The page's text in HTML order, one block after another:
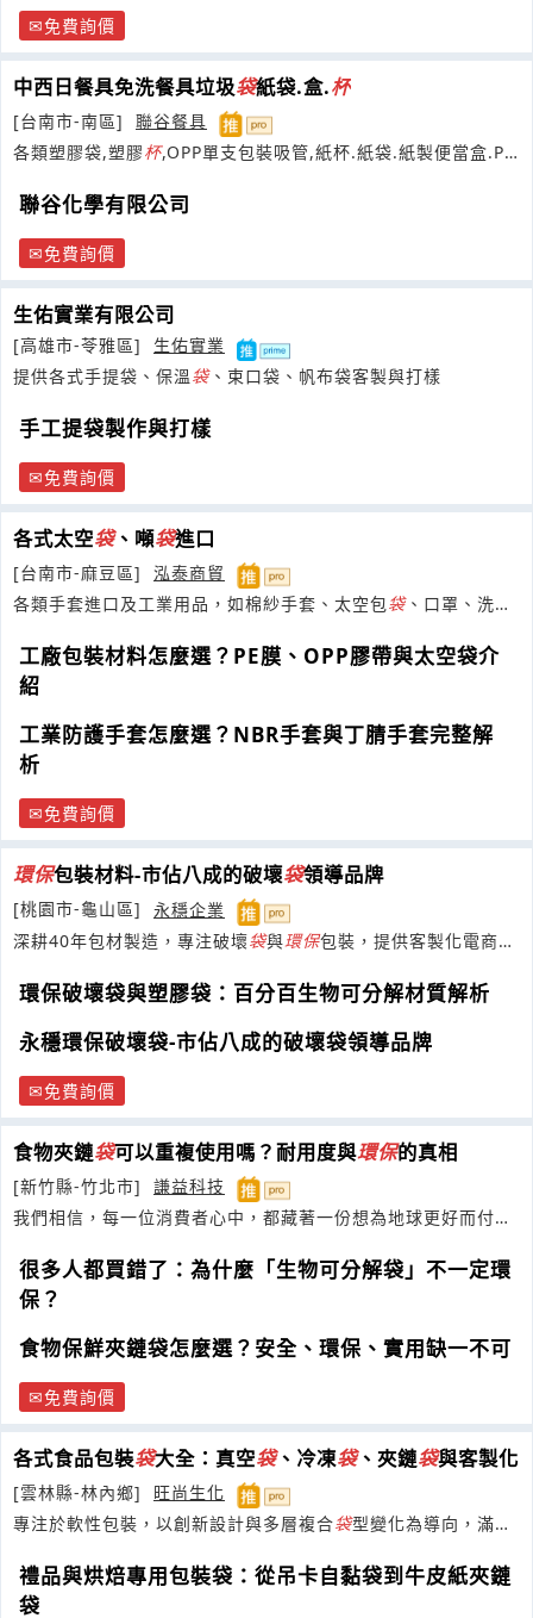
免費詢價
中西日餐具免洗餐具垃圾袋紙袋.盒.杯
[台南市-南區]
聯谷餐具
各類塑膠袋,塑膠杯,OPP單支包裝吸管,紙杯.紙袋.紙製便當盒.PP
聯谷化學有限公司
免費詢價
生佑實業有限公司
[高雄市-苓雅區]
生佑實業
提供各式手提袋、保溫袋、束口袋、帆布袋客製與打樣
手工提袋製作與打樣
免費詢價
各式太空袋、噸袋進口
[台南市-麻豆區]
泓泰商貿
各類手套進口及工業用品，如棉紗手套、太空包袋、口罩、洗手
工廠包裝材料怎麼選？PE膜、OPP膠帶與太空袋介
紹
工業防護手套怎麼選？NBR手套與丁腈手套完整解
析
免費詢價
環保包裝材料-市佔八成的破壞袋領導品牌
[桃園市-龜山區]
永穩企業
深耕40年包材製造，專注破壞袋與環保包裝，提供客製化電商物
環保破壞袋與塑膠袋：百分百生物可分解材質解析
永穩環保破壞袋-市佔八成的破壞袋領導品牌
免費詢價
食物夾鏈袋可以重複使用嗎？耐用度與環保的真相
[新竹縣-竹北市]
謙益科技
我們相信，每一位消費者心中，都藏著一份想為地球更好而付出
很多人都買錯了：為什麼「生物可分解袋」不一定環
保？
食物保鮮夾鏈袋怎麼選？安全、環保、實用缺一不可
免費詢價
各式食品包裝袋大全：真空袋、冷凍袋、夾鏈袋與客製化
[雲林縣-林內鄉]
旺尚生化
專注於軟性包裝，以創新設計與多層複合袋型變化為導向，滿足
禮品與烘焙專用包裝袋：從吊卡自黏袋到牛皮紙夾鏈
袋